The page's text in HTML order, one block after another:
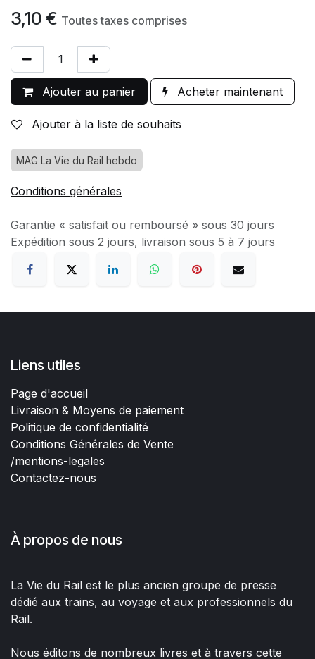
3,10 € Toutes taxes comprises
Ajouter au panier Acheter maintenant
Ajouter à la liste de souhaits
MAG La Vie du Rail hebdo
Conditions générales
Garantie « satisfait ou remboursé » sous 30 jours
Expédition sous 2 jours, livraison sous 5 à 7 jours
Liens utiles
Page d'accueil
Livraison & Moyens de paiement
Politique de confidentialité
Conditions Générales de Vente
/mentions-legales
Contactez-nous
À propos de nous
La Vie du Rail est le plus ancien groupe de presse
dédié aux trains, au voyage et aux professionnels du
Rail.
Nous éditons de nombreux livres et à travers cette